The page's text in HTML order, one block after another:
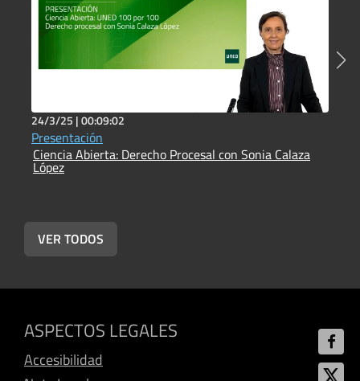
24/3/25 |00:09:02
Presentación
Ciencia Abierta: Derecho Procesal con Sonia Calaza
López
VER TODOS
ASPECTOS LEGALES
Accesibilidad